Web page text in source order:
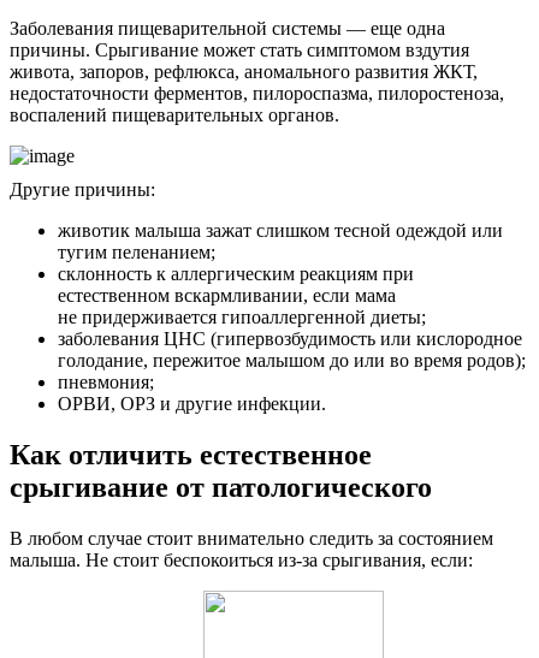
Заболевания пищеварительной системы — еще одна
причины. Срыгивание может стать симптомом вздутия
живота, запоров, рефлюкса, аномального развития ЖКТ,
недостаточности ферментов, пилороспазма, пилоростеноза,
воспалений пищеварительных органов.
Другие причины:
животик малыша зажат слишком тесной одеждой или
тугим пеленанием;
склонность к аллергическим реакциям при
естественном вскармливании, если мама
не придерживается гипоаллергенной диеты;
заболевания ЦНС (гипервозбудимость или кислородное
голодание, пережитое малышом до или во время родов);
пневмония;
ОРВИ, ОРЗ и другие инфекции.
Как отличить естественное
срыгивание от патологического
В любом случае стоит внимательно следить за состоянием
малыша. Не стоит беспокоиться из-за срыгивания, если: